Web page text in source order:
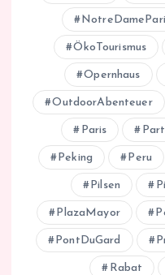
ÖkoTourismus
Opernhaus
OutdoorAbenteuer
Paris
Peking Peru
Pilsen
PlazaMayor
PontDuGard
Rabat